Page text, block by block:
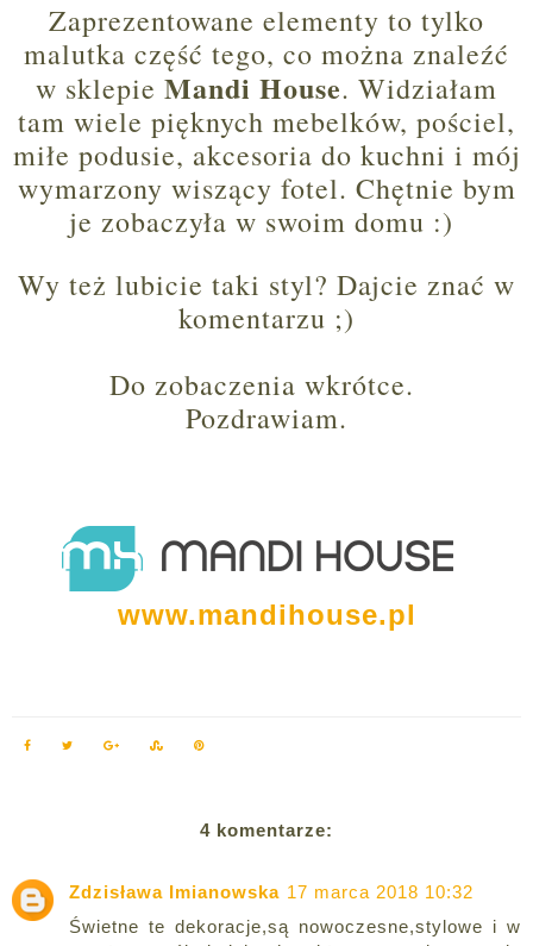
Zaprezentowane elementy to tylko
malutka część tego, co można znaleźć
w sklepie Mandi House. Widziałam
tam wiele pięknych mebelków, pościel,
miłe podusie, akcesoria do kuchni i mój
wymarzony wiszący fotel. Chętnie bym
je zobaczyła w swoim domu :)
Wy też lubicie taki styl? Dajcie znać w
komentarzu ;)
Do zobaczenia wkrótce.
Pozdrawiam.
www.mandihouse.pl
4 komentarze:
Zdzisława Imianowska 17 marca 2018 10:32
Świetne te dekoracje,są nowoczesne,stylowe i w